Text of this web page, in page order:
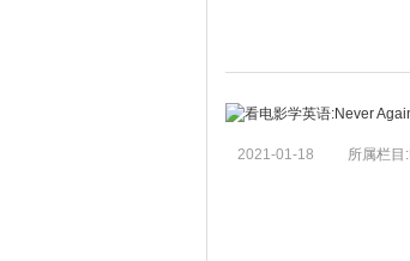
2021-01-18 所属栏目: